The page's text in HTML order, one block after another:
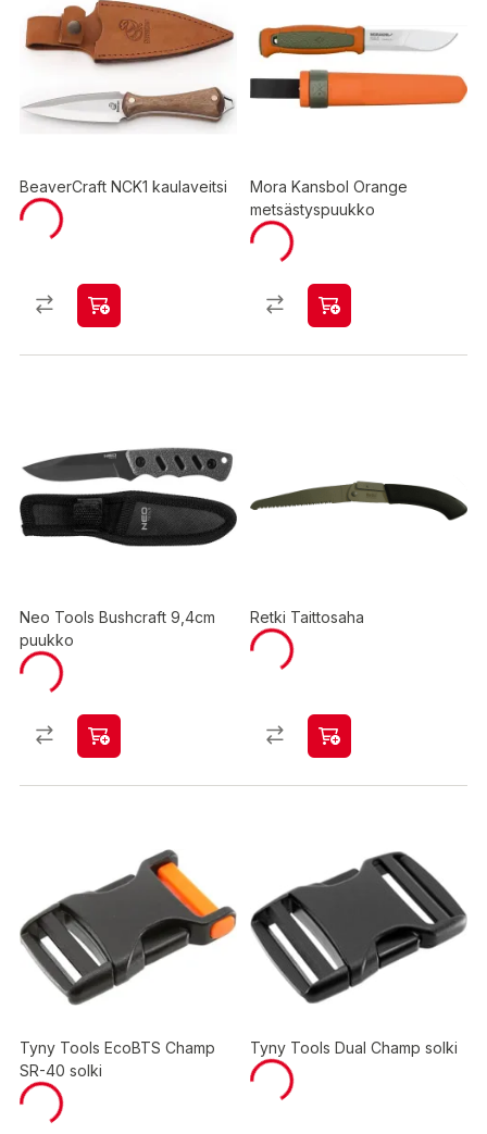
BeaverCraft NCK1 kaulaveitsi
Mora Kansbol Orange
metsästyspuukko
Neo Tools Bushcraft 9,4cm
puukko
Retki Taittosaha
Tyny Tools EcoBTS Champ
SR-40 solki
Tyny Tools Dual Champ solki